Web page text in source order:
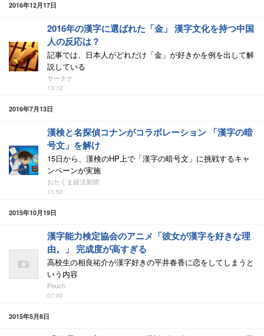
2016年12月17日
2016年の漢字に選ばれた「金」 漢字文化を持つ中国
人の反応は？
記事では、日本人がどれだけ「金」が好きかを例を出して解
説している
サーチナ
13:12
2016年7月13日
漢検と名探偵コナンがコラボレーション 「漢字の暗
号文」を解け
15日から、漢検のHP上で「漢字の暗号文」に挑戦するキャ
ンペーンが実施
おたくま経済新聞
11:50
2015年10月19日
漢字能力検定協会のアニメ「彼女が漢字を好きな理
由。」 完成度が高すぎる
高校生の相良祐介が漢字好きの平井春香に恋をしてしまうと
いう内容
Pouch
07:00
2015年5月8日